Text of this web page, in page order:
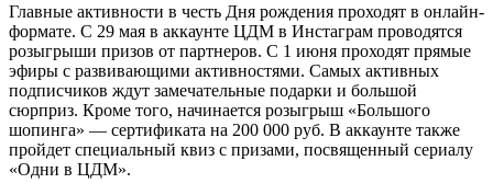
Главные активности в честь Дня рождения проходят в онлайн-
формате. С 29 мая в аккаунте ЦДМ в Инстаграм проводятся
розыгрыши призов от партнеров. С 1 июня проходят прямые
эфиры с развивающими активностями. Самых активных
подписчиков ждут замечательные подарки и большой
сюрприз. Кроме того, начинается розыгрыш «Большого
шопинга» — сертификата на 200 000 руб. В аккаунте также
пройдет специальный квиз с призами, посвященный сериалу
«Одни в ЦДМ».